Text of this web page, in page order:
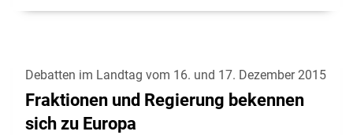
Debatten im Landtag vom 16. und 17. Dezember 2015
Fraktionen und Regierung bekennen
sich zu Europa